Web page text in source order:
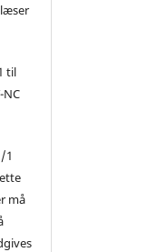
til
NC
1
må